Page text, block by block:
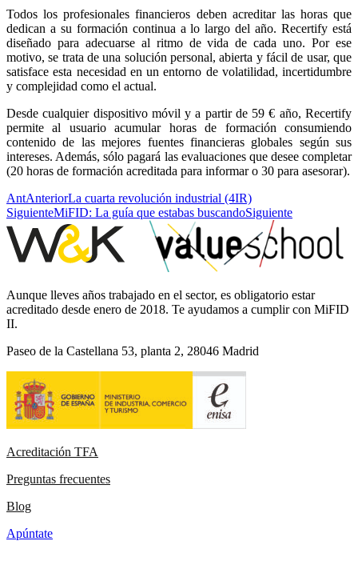
Todos los profesionales financieros deben acreditar las horas que
dedican a su formación continua a lo largo del año. Recertify está
diseñado para adecuarse al ritmo de vida de cada uno. Por ese
motivo, se trata de una solución personal, abierta y fácil de usar, que
satisface esta necesidad en un entorno de volatilidad, incertidumbre
y complejidad como el actual.
Desde cualquier dispositivo móvil y a partir de 59 € año, Recertify
permite al usuario acumular horas de formación consumiendo
contenido de las mejores fuentes financieras globales según sus
intereses. Además, sólo pagará las evaluaciones que desee completar
(20 horas de formación acreditada para informar o 30 para asesorar).
AntAnteriorLa cuarta revolución industrial (4IR)
SiguienteMiFID: La guía que estabas buscandoSiguiente
Aunque lleves años trabajado en el sector, es obligatorio estar
acreditado desde enero de 2018. Te ayudamos a cumplir con MiFID
II.
Paseo de la Castellana 53, planta 2, 28046 Madrid
Acreditación TFA
Preguntas frecuentes
Blog
Apúntate